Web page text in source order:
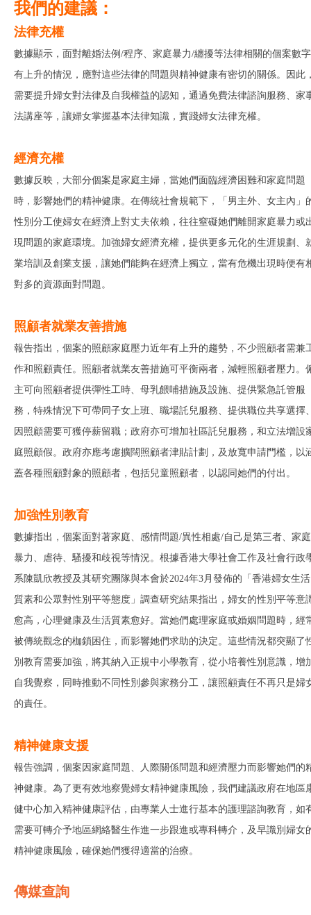
我們的建議：
法律充權
數據顯示，面對離婚法例/程序、家庭暴力/纏擾等法律相關的個案數字
有上升的情況，應對這些法律的問題與精神健康有密切的關係。因此
需要提升婦女對法律及自我權益的認知，通過免費法律諮詢服務、家
法講座等，讓婦女掌握基本法律知識，實踐婦女法律充權。
經濟充權
數據反映，大部分個案是家庭主婦，當她們面臨經濟困難和家庭問題
時，影響她們的精神健康。在傳統社會規範下，「男主外、女主內」
性別分工使婦女在經濟上對丈夫依賴，往往窒礙她們離開家庭暴力或
現問題的家庭環境。加強婦女經濟充權，提供更多元化的生涯規劃、
業培訓及創業支援，讓她們能夠在經濟上獨立，當有危機出現時便有
對多的資源面對問題。
照顧者就業友善措施
報告指出，個案的照顧家庭壓力近年有上升的趨勢，不少照顧者需兼
作和照顧責任。照顧者就業友善措施可平衡兩者，減輕照顧者壓力。
主可向照顧者提供彈性工時、母乳餵哺措施及設施、提供緊急託管服
務，特殊情況下可帶同子女上班、職場託兒服務、提供職位共享選擇
因照顧需要可獲停薪留職；政府亦可增加社區託兒服務，和立法增設
庭照顧假。政府亦應考慮擴闊照顧者津貼計劃，及放寬申請門檻，以
蓋各種照顧對象的照顧者，包括兒童照顧者，以認同她們的付出。
加強性別教育
數據指出，個案面對著家庭、感情問題/異性相處/自己是第三者、家庭
暴力、虐待、騷擾和歧視等情況。根據香港大學社會工作及社會行政
系陳凱欣教授及其研究團隊與本會於2024年3月發佈的「香港婦女生活
質素和公眾對性別平等態度」調查研究結果指出，婦女的性別平等意
愈高，心理健康及生活質素愈好。當她們處理家庭或婚姻問題時，經
被傳統觀念的枷鎖困住，而影響她們求助的決定。這些情況都突顯了
別教育需要加強，將其納入正規中小學教育，從小培養性別意識，增
自我覺察，同時推動不同性別參與家務分工，讓照顧責任不再只是婦
的責任。
精神健康支援
報告強調，個案因家庭問題、人際關係問題和經濟壓力而影響她們的
神健康。為了更有效地察覺婦女精神健康風險，我們建議政府在地區
健中心加入精神健康評估，由專業人士進行基本的護理諮詢教育，如
需要可轉介予地區網絡醫生作進一步跟進或專科轉介，及早識別婦女
精神健康風險，確保她們獲得適當的治療。
傳媒查詢